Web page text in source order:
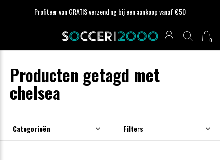
0
Profiteer van GRATIS verzending bij een aankoop vanaf €50
Producten getagd met
chelsea
Categorieën Filters